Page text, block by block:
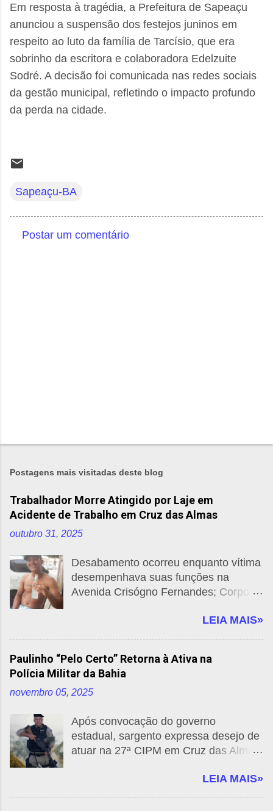
Em resposta à tragédia, a Prefeitura de Sapeaçu
anunciou a suspensão dos festejos juninos em
respeito ao luto da família de Tarcísio, que era
sobrinho da escritora e colaboradora Edelzuite
Sodré. A decisão foi comunicada nas redes sociais
da gestão municipal, refletindo o impacto profundo
da perda na cidade.
Sapeaçu-BA
Postar um comentário
Postagens mais visitadas deste blog
Trabalhador Morre Atingido por Laje em
Acidente de Trabalho em Cruz das Almas
outubro 31, 2025
Desabamento ocorreu enquanto vítima
desempenhava suas funções na
Avenida Crisógno Fernandes; Corpo
acionados, mas não conseguiram
resultou na morte de um trabalhador
em Cruz das Almas, na manhã desta
sexta-feira (31). O incidente
Fernandes, quando um pedaço de laje
desabou, atingindo o homem enquanto
ele realizava suas atividades. De
o trabalhador, identificado como
Jeronimo Amor Divino de Souza ,
LEIA MAIS»
Paulinho “Pelo Certo” Retorna à Ativa na
Polícia Militar da Bahia
novembro 05, 2025
Após convocação do governo
estadual, sargento expressa desejo de
atuar na 27ª CIPM em Cruz das Almas
JornalZero75 Foto montagem: Cruz
LEIA MAIS»